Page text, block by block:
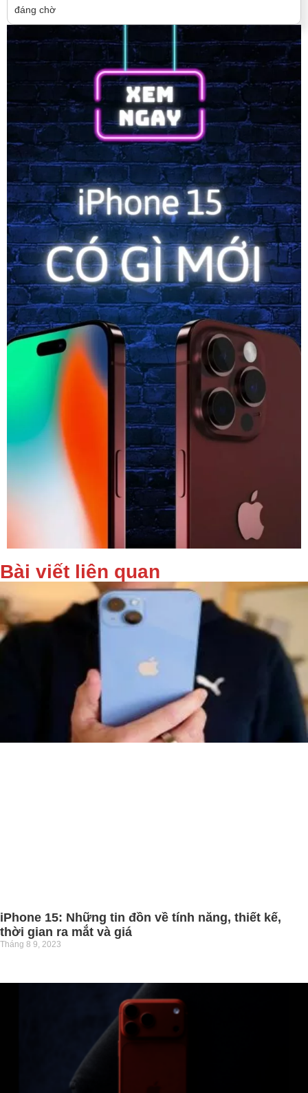
đáng chờ
Bài viết liên quan
iPhone 15: Những tin đồn về tính năng, thiết kế,
thời gian ra mắt và giá
Tháng 8 9, 2023